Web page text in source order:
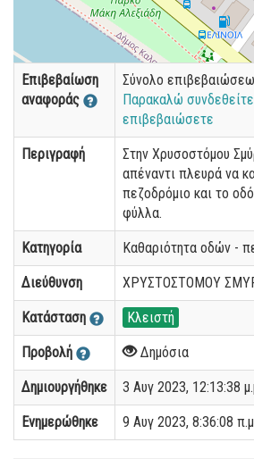
Επιβεβαίωση
αναφοράς
Σύνολο
Παρακαλώ
επιβεβαιώσετε
Περιγραφή
Στην Χρυσοστόμου
απέναντι πλευρά να
πεζοδρόμιο και το
φύλλα.
Κατηγορία Καθαριότητα οδών -
Διεύθυνση ΧΡΥΣΤΟΣΤΟΜΟΥ
Κατάσταση Κλειστή
Προβολή Δημόσια
Δημιουργήθηκε 3 Αυγ 2023, 12:13:38
Ενημερώθηκε 9 Αυγ 2023, 8:36:08